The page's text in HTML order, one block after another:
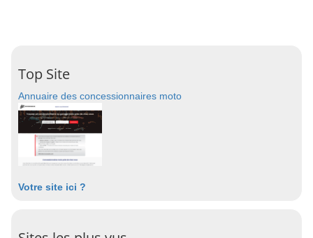
Top Site
Annuaire des concessionnaires moto
Votre site ici ?